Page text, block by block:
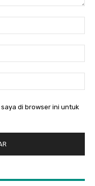
di browser ini untuk